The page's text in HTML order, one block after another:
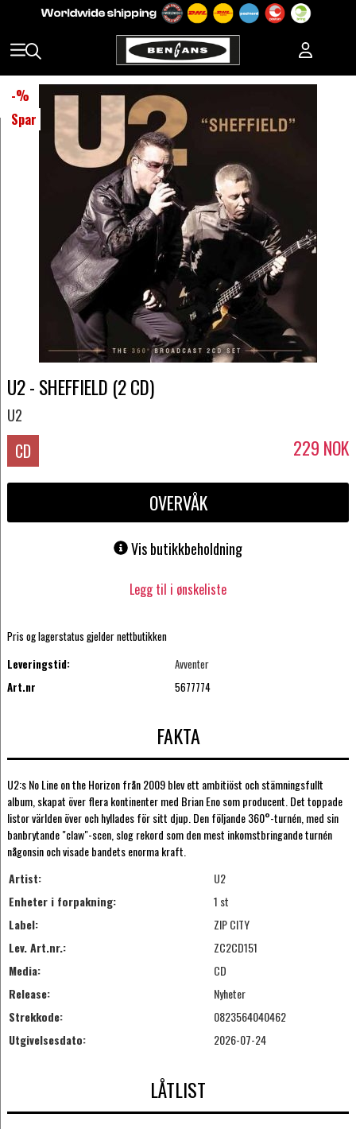
-%
Spar
U2 - SHEFFIELD (2 CD)
U2
CD 229 NOK
OVERVÅK
Vis butikkbeholdning
Legg til i ønskeliste
Pris og lagerstatus gjelder nettbutikken
Leveringstid:
Avventer
Art.nr
5677774
FAKTA
U2:s No Line on the Horizon från 2009 blev ett ambitiöst och stämningsfullt
album, skapat över flera kontinenter med Brian Eno som producent. Det toppade
listor världen över och hyllades för sitt djup. Den följande 360°-turnén, med sin
banbrytande "claw"-scen, slog rekord som den mest inkomstbringande turnén
någonsin och visade bandets enorma kraft.
Artist:
U2
Enheter i forpakning:
1 st
Label:
ZIP CITY
Lev. Art.nr.:
ZC2CD151
Media:
CD
Release:
Nyheter
Strekkode:
0823564040462
Utgivelsesdato:
2026-07-24
LÅTLIST